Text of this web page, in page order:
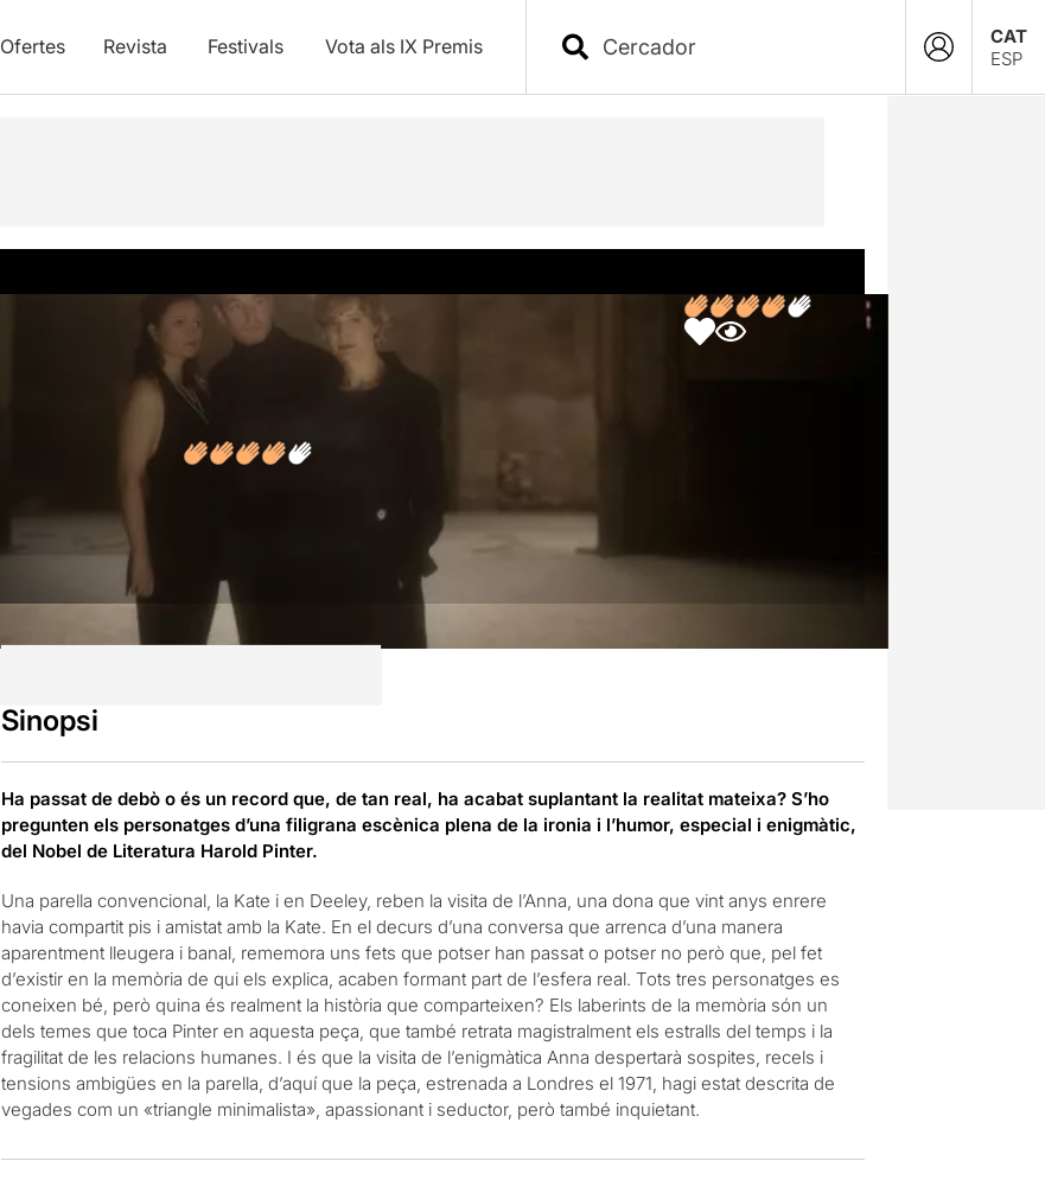
Ofertes Revista Festivals Vota als IX Premis
CAT
ESP
Articles
Sinopsi
Ha passat de debò o és un record que, de tan real, ha acabat suplantant la realitat mateixa? S’ho
pregunten els personatges d’una filigrana escènica plena de la ironia i l’humor, especial i enigmàtic,
del Nobel de Literatura Harold Pinter.
Una parella convencional, la Kate i en Deeley, reben la visita de l’Anna, una dona que vint anys enrere
havia compartit pis i amistat amb la Kate. En el decurs d’una conversa que arrenca d’una manera
aparentment lleugera i banal, rememora uns fets que potser han passat o potser no però que, pel fet
d’existir en la memòria de qui els explica, acaben formant part de l’esfera real. Tots tres personatges es
coneixen bé, però quina és realment la història que comparteixen? Els laberints de la memòria són un
dels temes que toca Pinter en aquesta peça, que també retrata magistralment els estralls del temps i la
fragilitat de les relacions humanes. I és que la visita de l’enigmàtica Anna despertarà sospites, recels i
tensions ambigües en la parella, d’aquí que la peça, estrenada a Londres el 1971, hagi estat descrita de
vegades com un «triangle minimalista», apassionant i seductor, però també inquietant.